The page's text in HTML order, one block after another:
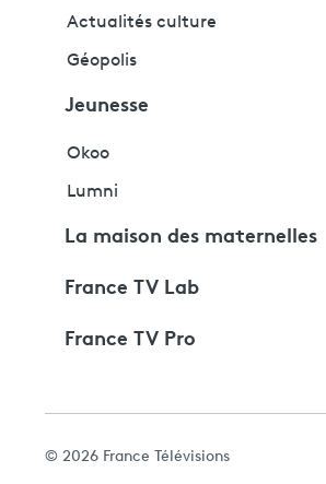
Actualités culture
Géopolis
Jeunesse
Okoo
Lumni
La maison des maternelles
France TV Lab
France TV Pro
© 2026 France Télévisions